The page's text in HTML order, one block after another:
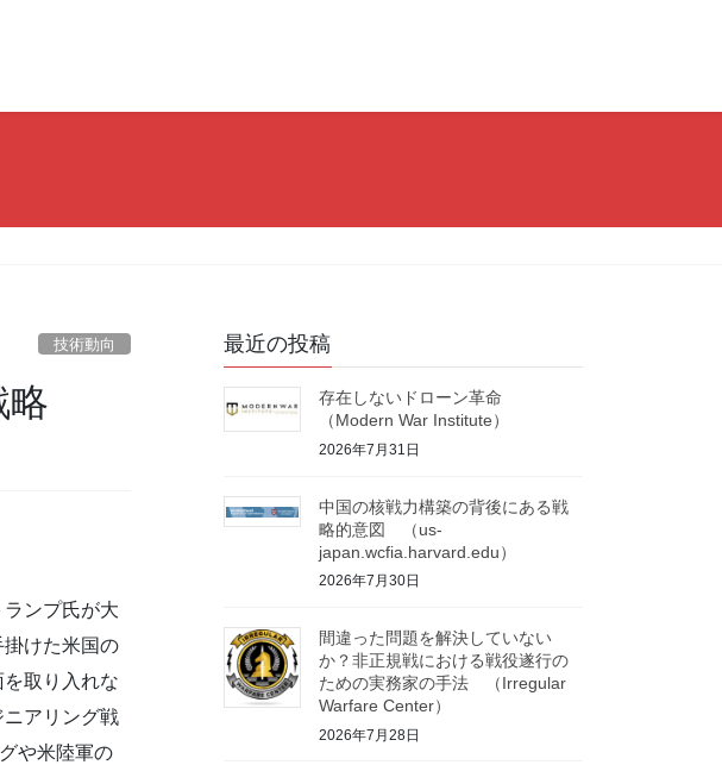
技術動向
略
ンプ氏が大
けた米国の
取り入れな
アリング戦
や米陸軍の
最近の投稿
存在しないドローン革命
（Modern War Institute）
2026年7月31日
中国の核戦力構築の背後にある戦
略的意図 （us-
japan.wcfia.harvard.edu）
2026年7月30日
間違った問題を解決していない
か？非正規戦における戦役遂行の
ための実務家の手法 （Irregular
Warfare Center）
2026年7月28日